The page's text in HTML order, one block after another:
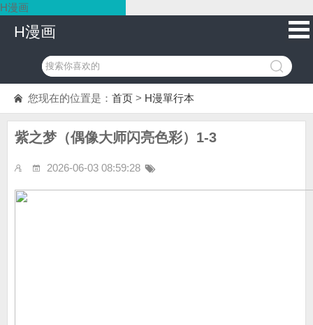
H漫画
H漫画
您现在的位置是： 首页 > H漫單行本
紫之梦（偶像大师闪亮色彩）1-3
2026-06-03 08:59:28